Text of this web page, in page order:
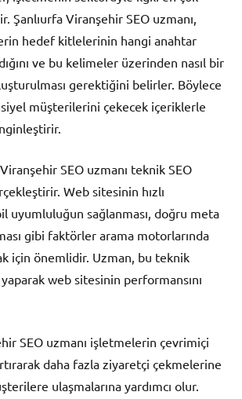
Şanlıurfa Viranşehir SEO uzmanı,
hedef kitlelerinin hangi anahtar
ve bu kelimeler üzerinden nasıl bir
gerektiğini belirler. Böylece
müşterilerini çekecek içeriklerle
SEO uzmanı teknik SEO
Web sitesinin hızlı
uyumluluğun sağlanması, doğru meta
gibi faktörler arama motorlarında
için önemlidir. Uzman, bu teknik
web sitesinin performansını
SEO uzmanı işletmelerin çevrimiçi
daha fazla ziyaretçi çekmelerine
ulaşmalarına yardımcı olur.